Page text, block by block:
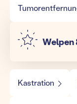
Welpen
Kastration